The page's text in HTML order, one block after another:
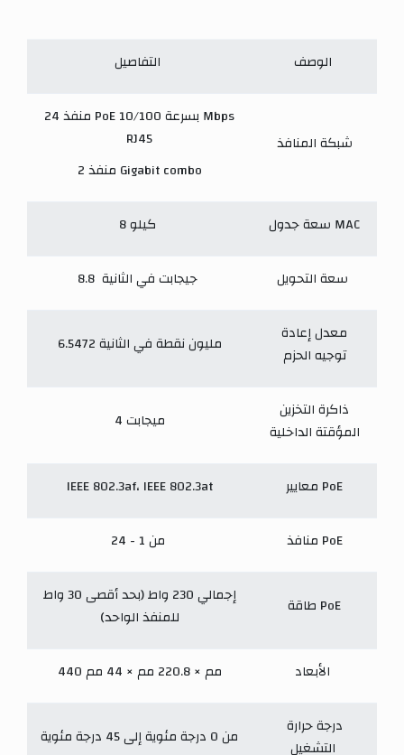
24 منفذ PoE بسرعة 10/100 Mbps
RJ45
2 منفذ Gigabit combo
شبكة المنافذ
سعة جدول MAC
6.5472 مليون نقطة في الثانية
معدل إعادة
توجيه الحزم
4 ميجابت
ذاكرة التخزين
المؤقتة الداخلية
IEEE 802.3af، IEEE 802.3at معايير PoE
منافذ PoE
إجمالي 230 واط (بحد أقصى 30 واط
للمنفذ الواحد)
طاقة PoE
440 مم × 220.8 مم × 44 مم
من 0 درجة مئوية إلى 45 درجة مئوية
درجة حرارة